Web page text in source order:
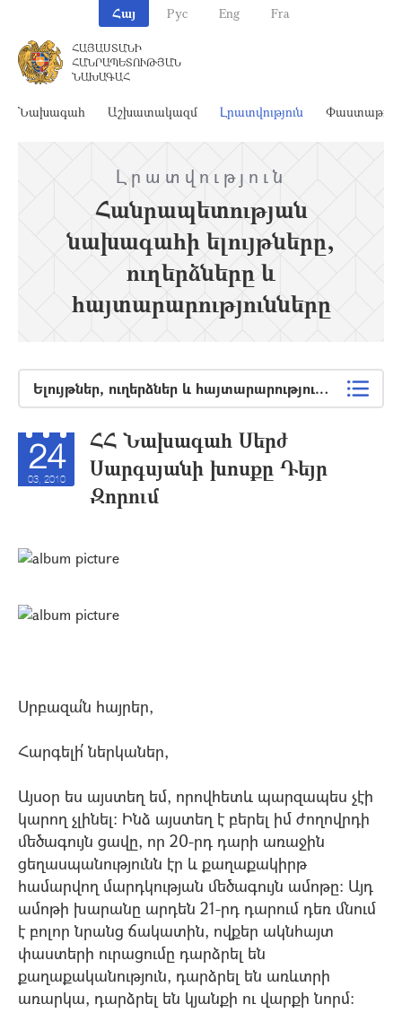
Հայ Рус Eng Fra
ՀԱՅԱՍՏԱՆԻ
ՀԱՆՐԱՊԵՏՈՒԹՅԱՆ
ՆԱԽԱԳԱՀ
Նախագահ Աշխատակազմ Լրատվություն
Լրատվություն
Հանրապետության
նախագահի ելույթները,
ուղերձները և
հայտարարությունները
Ելույթներ, ուղերձներ և հայտարարություններ
24
03, 2010
ՀՀ Նախագահ Սերժ
Սարգսյանի խոսքը Դեյր
Զորում
Սրբազա՛ն հայրեր,
Հարգելի՛ ներկաներ,
Այսօր ես այստեղ եմ, որովհետև պարզապես չէի
կարող չլինել: Ինձ այստեղ է բերել իմ ժողովրդի
մեծագույն ցավը, որ 20-րդ դարի առաջին
ցեղասպանությունն էր և քաղաքակիրթ
համարվող մարդկության մեծագույն ամոթը: Այդ
ամոթի խարանը արդեն 21-րդ դարում դեռ մնում
է բոլոր նրանց ճակատին, ովքեր ակնհայտ
փաստերի ուրացումը դարձրել են
քաղաքականություն, դարձրել են առևտրի
առարկա, դարձրել են կյանքի ու վարքի նորմ: